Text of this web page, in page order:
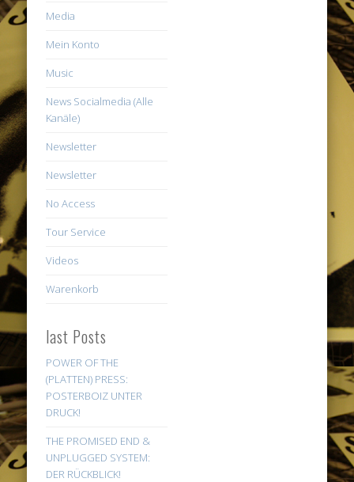
Media
Mein Konto
Music
News Socialmedia (Alle
Kanäle)
Newsletter
Newsletter
No Access
Tour Service
Videos
Warenkorb
last Posts
POWER OF THE
(PLATTEN) PRESS:
POSTERBOIZ UNTER
DRUCK!
THE PROMISED END &
UNPLUGGED SYSTEM:
DER RÜCKBLICK!